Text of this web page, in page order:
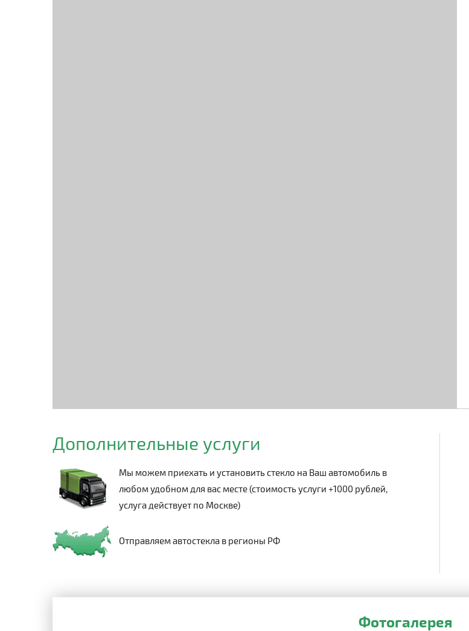
Дополнительные услуги
Мы можем приехать и установить стекло на Ваш автомобиль в
любом удобном для вас месте (стоимость услуги +1000 рублей,
услуга действует по Москве)
Отправляем автостекла в регионы РФ
Фотогалерея